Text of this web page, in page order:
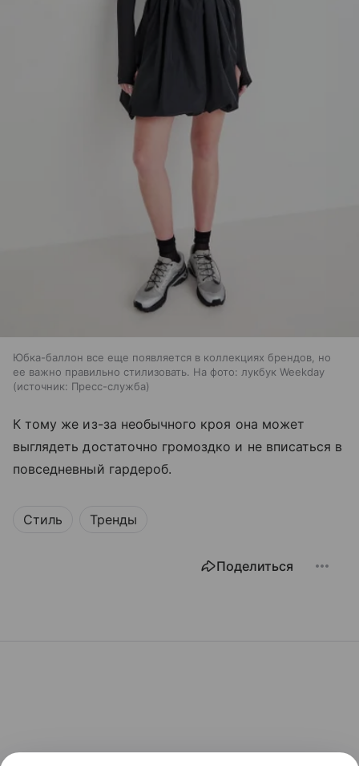
Юбка-баллон все еще появляется в коллекциях брендов, но
ее важно правильно стилизовать. На фото: лукбук Weekday
источник: Пресс-служба
К тому же из-за необычного кроя она может
выглядеть достаточно громоздко и не вписаться в
повседневный гардероб.
Стиль Тренды
Поделиться